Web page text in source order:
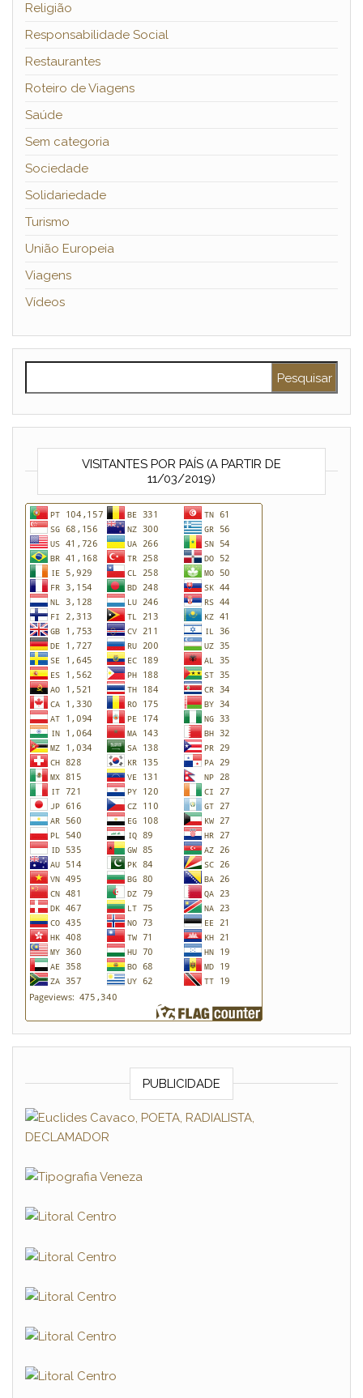
Religião
Responsabilidade Social
Restaurantes
Roteiro de Viagens
Saúde
Sem categoria
Sociedade
Solidariedade
Turismo
União Europeia
Viagens
Vídeos
VISITANTES POR PAÍS (A PARTIR DE
11/03/2019)
PUBLICIDADE